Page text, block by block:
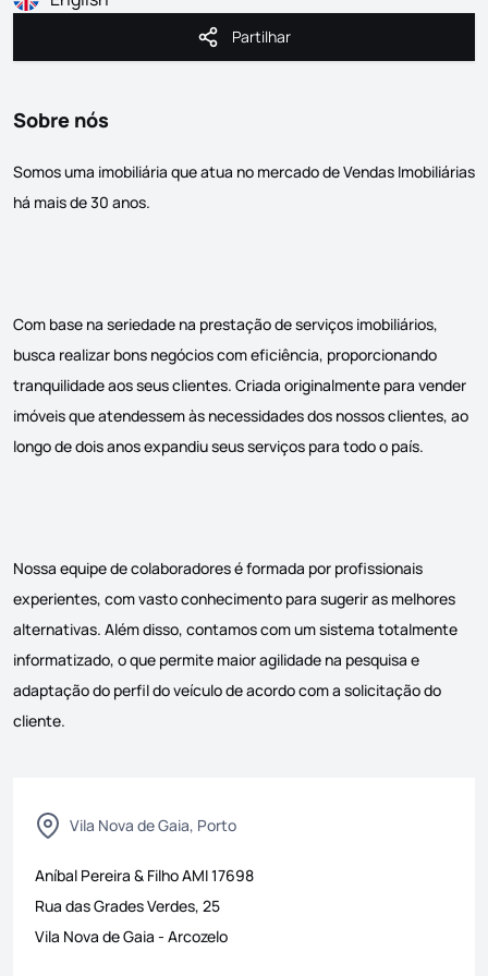
Partilhar
Partilhar
Sobre nós
Somos uma imobiliária que atua no mercado de Vendas Imobiliárias
há mais de 30 anos.
Com base na seriedade na prestação de serviços imobiliários,
busca realizar bons negócios com eficiência, proporcionando
tranquilidade aos seus clientes. Criada originalmente para vender
imóveis que atendessem às necessidades dos nossos clientes, ao
longo de dois anos expandiu seus serviços para todo o país.
Nossa equipe de colaboradores é formada por profissionais
experientes, com vasto conhecimento para sugerir as melhores
alternativas. Além disso, contamos com um sistema totalmente
informatizado, o que permite maior agilidade na pesquisa e
adaptação do perfil do veículo de acordo com a solicitação do
cliente.
Vila Nova de Gaia, Porto
Aníbal Pereira & FilhoAMI17698
Rua das Grades Verdes, 25
Vila Nova de Gaia - Arcozelo